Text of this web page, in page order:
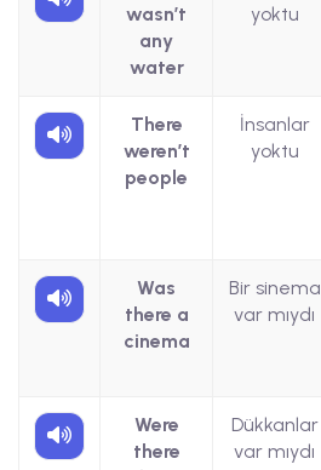
wasn’t
any
water
yoktu
There
weren’t
people
İnsanlar
yoktu
Was
there a
cinema
Bir sinema
var mıydı
Were
there
Dükkanlar
var mıydı